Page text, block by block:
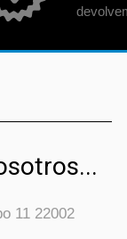
11 22002